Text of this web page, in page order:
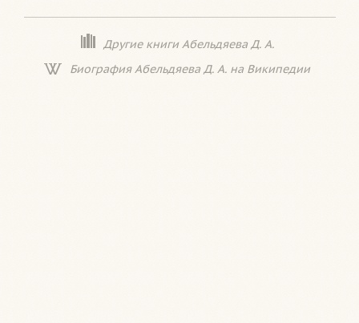
Другие книги Абельдяева Д. А.
Биография Абельдяева Д. А. на Википедии